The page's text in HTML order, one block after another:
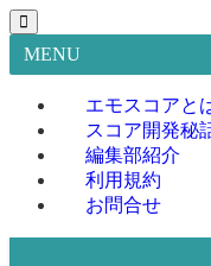
MENU
エモスコアと
スコア開発秘
編集部紹介
利用規約
お問合せ